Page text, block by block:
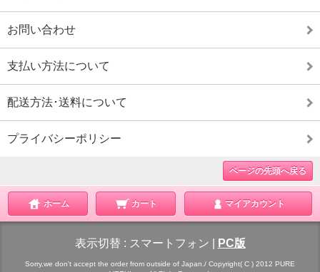
お問い合わせ
支払い方法について
配送方法･送料について
プライバシーポリシー
ページの先頭へ戻る
ホーム カート マイアカウント
表示切替 : スマートフォン PC版
Sorry,we don't accept the order from outside of Japan./ Copyright( C ) 2012 PURE